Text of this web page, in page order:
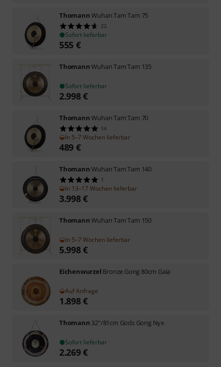
ThomannWuhan Tam Tam 75
22
Sofort lieferbar
555 €
ThomannWuhan Tam Tam 135
Sofort lieferbar
2.998€
ThomannWuhan Tam Tam 70
14
In 5–7 Wochen lieferbar
489 €
ThomannWuhan Tam Tam 140
1
In 13–17 Wochen lieferbar
3.998€
ThomannWuhan Tam Tam 150
In 5–7 Wochen lieferbar
5.998€
Eichenwurzel Bronze Gong 80cm Gaia
Auf Anfrage
1.898€
Thomann 32"/81cm Gods Gong Nyx
Sofort lieferbar
2.269€